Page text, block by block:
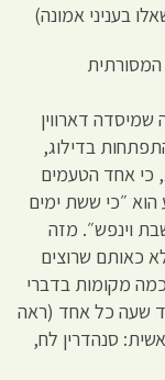
בעניני אמונה)
דארווין
בדילוג,
כי אחד הטעמים
הוא ״כי ששת ימים
וינפש״. מזה
כאותם שרוצים
מקומות בדברי
שעה כל אחד (ראה
סנהדרין לח,